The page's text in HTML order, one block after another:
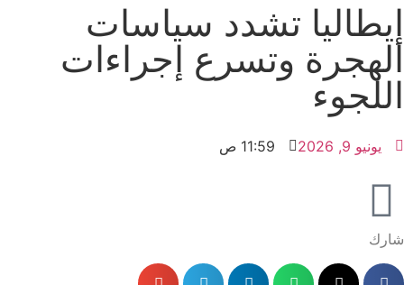
إيطاليا تشدد سياسات
الهجرة وتسرع إجراءات
اللجوء
يونيو 9, 2026 11:59 ص
شارك